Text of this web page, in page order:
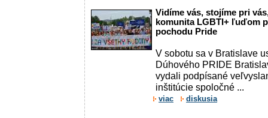
Vidíme vás, stojíme pri
komunita LGBTI+ ľuďom
pochodu Pride
V sobotu sa v Bratislave
Dúhového PRIDE
vydali podpísané
inštitúcie spoločné ...
viac diskusia